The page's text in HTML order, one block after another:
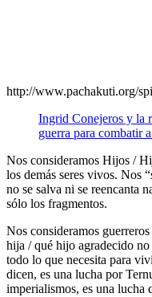
http://www.pachakuti.org/
Ingrid Conejeros y la
guerra para combatir
Nos consideramos Hijos /
los demás seres vivos. Nos
no se salva ni se reencanta
sólo los fragmentos.
Nos consideramos
hija / qué hijo agradecido
todo lo que necesita para
dicen, es una lucha por
imperialismos, es una lucha